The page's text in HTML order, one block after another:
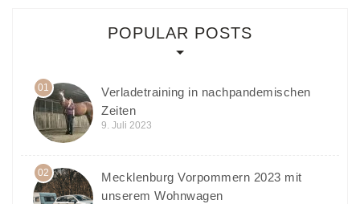
POPULAR POSTS
01
Verladetraining in nachpandemischen
Zeiten
9. Juli 2023
02
Mecklenburg Vorpommern 2023 mit
unserem Wohnwagen